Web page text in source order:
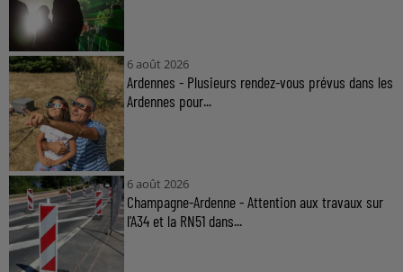
6 août 2026
Ardennes - Plusieurs rendez-vous prévus dans les
Ardennes pour...
6 août 2026
Champagne-Ardenne - Attention aux travaux sur
l'A34 et la RN51 dans...